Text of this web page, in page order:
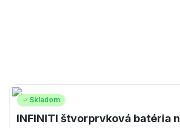
Skladom
INFINITI štvorprvková batéria